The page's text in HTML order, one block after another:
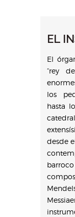
EL
El
“rey
los
hasta
desde